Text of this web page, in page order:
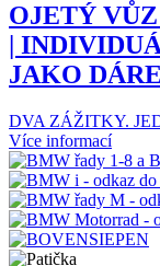
OJETÝ
|
JAKO
DVA ZÁŽITKY.
Více informací